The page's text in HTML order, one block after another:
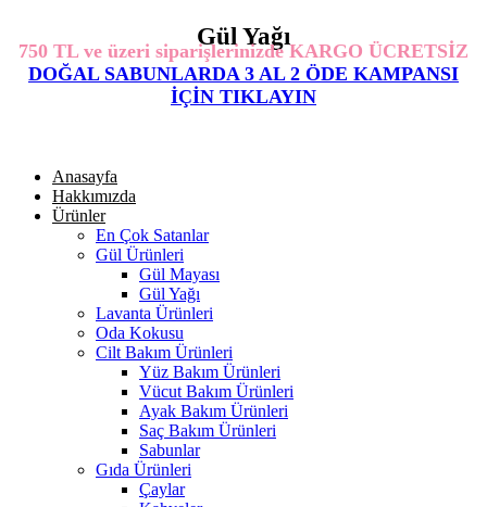
Gül Yağı
750 TL ve üzeri siparişlerinizde KARGO ÜCRETSİZ
DOĞAL SABUNLARDA 3 AL 2 ÖDE KAMPANSI
İÇİN TIKLAYIN
Anasayfa
Hakkımızda
Ürünler
En Çok Satanlar
Gül Ürünleri
Gül Mayası
Gül Yağı
Lavanta Ürünleri
Oda Kokusu
Cilt Bakım Ürünleri
Yüz Bakım Ürünleri
Vücut Bakım Ürünleri
Ayak Bakım Ürünleri
Saç Bakım Ürünleri
Sabunlar
Gıda Ürünleri
Çaylar